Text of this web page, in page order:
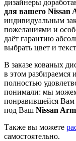
дизайнеры
для вашего Nissan
индивидуальным
пожеланиями и
даёт гарантию
выбрать цвет и
В заказе кованых
в этом разбираемся
полностью
понимали: мы
понравившейся
под Ваш Nissan
Также вы можете
самостоятельно.